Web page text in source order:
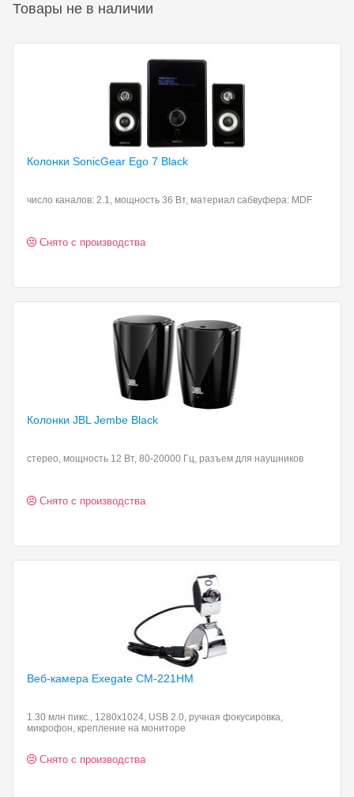
Товары не в наличии
Колонки SonicGear Ego 7 Black
число каналов: 2.1, мощность 36 Вт, материал сабвуфера: MDF
Снято с производства
Колонки JBL Jembe Black
стерео, мощность 12 Вт, 80-20000 Гц, разъем для наушников
Снято с производства
Веб-камера Exegate CM-221HM
1.30 млн пикс., 1280x1024, USB 2.0, ручная фокусировка,
микрофон, крепление на мониторе
Снято с производства